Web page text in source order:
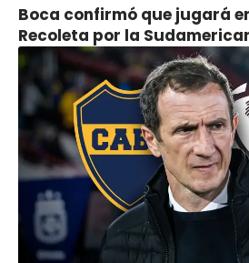
Boca confirmó que jugará
Recoleta por la